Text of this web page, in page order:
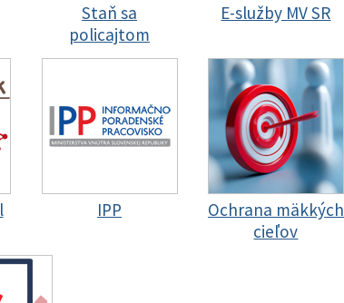
Staň sa
policajtom
E-služby MV SR
IPP
Ochrana mäkkých
cieľov